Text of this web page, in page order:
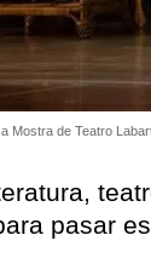
Mostra de Teatro
pasar